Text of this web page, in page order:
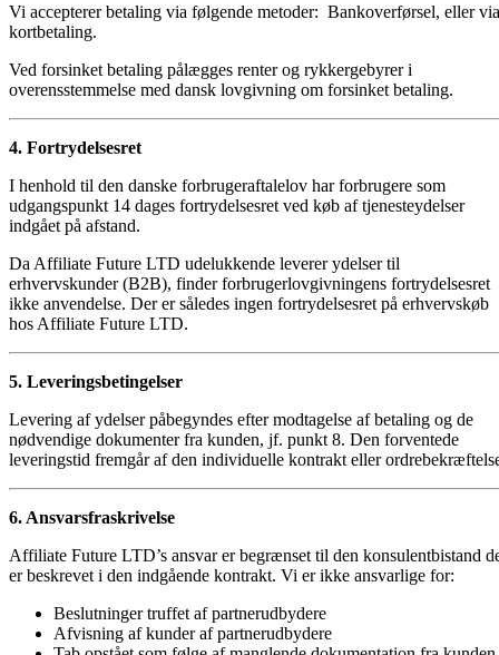
Vi accepterer betaling via følgende metoder: Bankoverførsel, eller
kortbetaling.
Ved forsinket betaling pålægges renter og rykkergebyrer i
overensstemmelse med dansk lovgivning om forsinket betaling.
4. Fortrydelsesret
I henhold til den danske forbrugeraftalelov har forbrugere som
udgangspunkt 14 dages fortrydelsesret ved køb af tjenesteydelser
indgået på afstand.
Da Affiliate Future LTD udelukkende leverer ydelser til
erhvervskunder (B2B), finder forbrugerlovgivningens fortrydelsesret
ikke anvendelse. Der er således ingen fortrydelsesret på erhvervskøb
hos Affiliate Future LTD.
5. Leveringsbetingelser
Levering af ydelser påbegyndes efter modtagelse af betaling og de
nødvendige dokumenter fra kunden, jf. punkt 8. Den forventede
leveringstid fremgår af den individuelle kontrakt eller
6. Ansvarsfraskrivelse
Affiliate Future LTD’s ansvar er begrænset til den konsulentbistand
er beskrevet i den indgående kontrakt. Vi er ikke ansvarlige for:
Beslutninger truffet af partnerudbydere
Afvisning af kunder af partnerudbydere